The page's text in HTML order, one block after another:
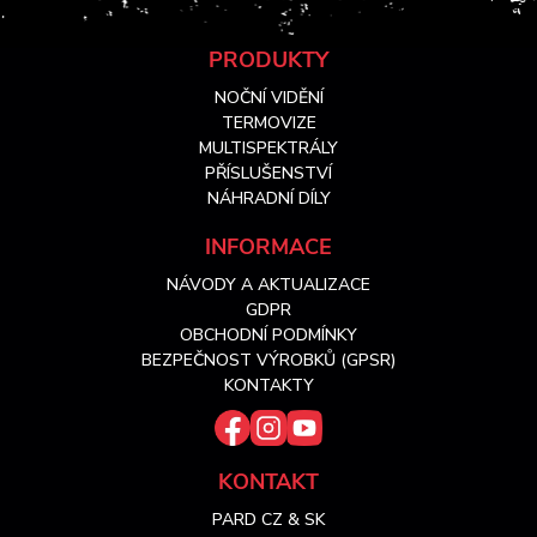
PRODUKTY
NOČNÍ VIDĚNÍ
TERMOVIZE
MULTISPEKTRÁLY
PŘÍSLUŠENSTVÍ
NÁHRADNÍ DÍLY
INFORMACE
NÁVODY A AKTUALIZACE
GDPR
OBCHODNÍ PODMÍNKY
BEZPEČNOST VÝROBKŮ (GPSR)
KONTAKTY
KONTAKT
PARD CZ & SK